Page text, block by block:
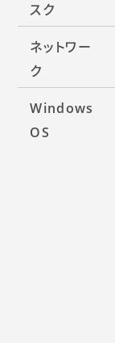
スク
ネットワー
ク
Windows
OS